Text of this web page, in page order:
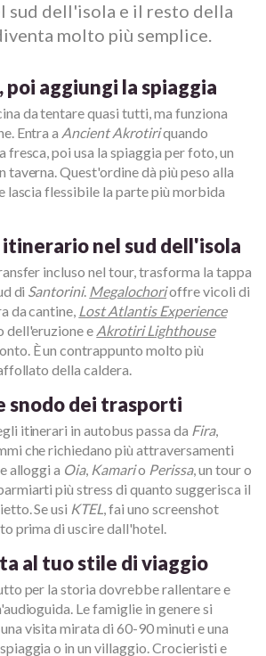
sud dell'isola e il resto della
molto più semplice.
poi aggiungi la spiaggia
da tentare quasi tutti, ma funziona
Entra a Ancient Akrotiriquando
fresca, poi usa la spiaggia per foto, un
taverna. Quest'ordine dà più peso alla
lascia flessibile la parte più morbida
nel sud dell'isola
incluso nel tour, trasforma la tappa
di Santorini. Megalochorioffre vicoli di
da cantine, Lost Atlantis Experience
dell'eruzione e Akrotiri Lighthouse
È un contrappunto molto più
della caldera.
snodo dei trasporti
itinerari in autobus passa da Fira,
che richiedano più attraversamenti
alloggi a Oia, Kamario Perissa, un tour o
più stress di quanto suggerisca il
Se usi KTEL, fai uno screenshot
prima di uscire dall'hotel.
al tuo stile di viaggio
per la storia dovrebbe rallentare e
Le famiglie in genere si
visita mirata di 60-90 minuti e una
o in un villaggio. Crocieristi e